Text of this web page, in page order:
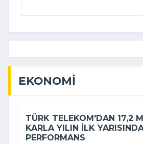
EKONOMI
TÜRK TELEKOM'DAN 17,2
KARLA YILIN ILK
PERFORMANS